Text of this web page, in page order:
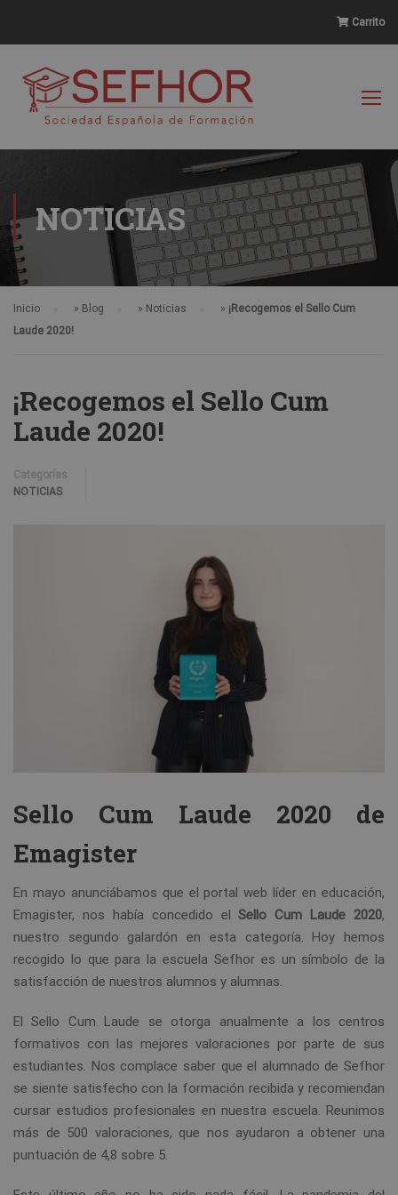
Carrito
NOTICIAS
Inicio » Blog » Noticias » ¡Recogemos el Sello Cum
Laude 2020!
¡Recogemos el Sello Cum
Laude 2020!
Categorías
NOTICIAS
Sello Cum Laude 2020 de
Emagister
En mayo anunciábamos que el portal web líder en educación,
Emagister, nos había concedido elSello Cum Laude 2020,
nuestro segundo galardón en esta categoría. Hoy hemos
recogido lo que para la escuela Sefhor es un símbolo de la
satisfacción de nuestros alumnos y alumnas.
El Sello Cum Laude se otorga anualmente a los centros
formativos con las mejores valoraciones por parte de sus
estudiantes. Nos complace saber que el alumnado de Sefhor
se siente satisfecho con la formación recibida y recomiendan
cursar estudios profesionales en nuestra escuela. Reunimos
más de 500 valoraciones, que nos ayudaron a obtener una
puntuación de 4,8 sobre 5.